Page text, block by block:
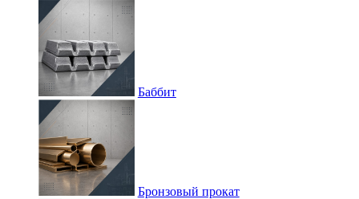
Баббит
Бронзовый прокат